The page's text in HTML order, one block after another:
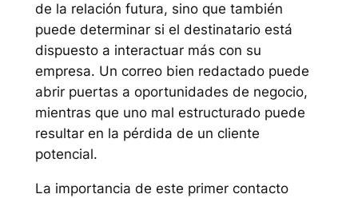
de la relación futura, sino que también
puede determinar si el destinatario está
dispuesto a interactuar más con su
empresa. Un correo bien redactado puede
abrir puertas a oportunidades de negocio,
mientras que uno mal estructurado puede
resultar en la pérdida de un cliente
potencial.
La importancia de este primer contacto